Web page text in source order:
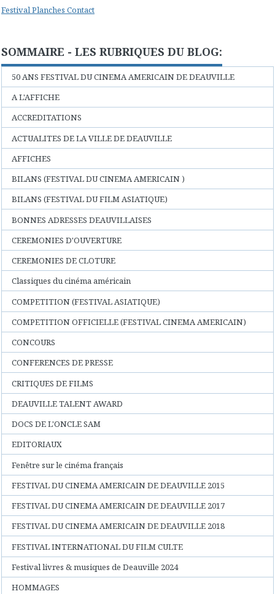
Festival Planches Contact
SOMMAIRE - LES RUBRIQUES DU BLOG:
50 ANS FESTIVAL DU CINEMA AMERICAIN DE DEAUVILLE
A L'AFFICHE
ACCREDITATIONS
ACTUALITES DE LA VILLE DE DEAUVILLE
AFFICHES
BILANS (FESTIVAL DU CINEMA AMERICAIN )
BILANS (FESTIVAL DU FILM ASIATIQUE)
BONNES ADRESSES DEAUVILLAISES
CEREMONIES D'OUVERTURE
CEREMONIES DE CLOTURE
Classiques du cinéma américain
COMPETITION (FESTIVAL ASIATIQUE)
COMPETITION OFFICIELLE (FESTIVAL CINEMA AMERICAIN)
CONCOURS
CONFERENCES DE PRESSE
CRITIQUES DE FILMS
DEAUVILLE TALENT AWARD
DOCS DE L'ONCLE SAM
EDITORIAUX
Fenêtre sur le cinéma français
FESTIVAL DU CINEMA AMERICAIN DE DEAUVILLE 2015
FESTIVAL DU CINEMA AMERICAIN DE DEAUVILLE 2017
FESTIVAL DU CINEMA AMERICAIN DE DEAUVILLE 2018
FESTIVAL INTERNATIONAL DU FILM CULTE
Festival livres & musiques de Deauville 2024
HOMMAGES